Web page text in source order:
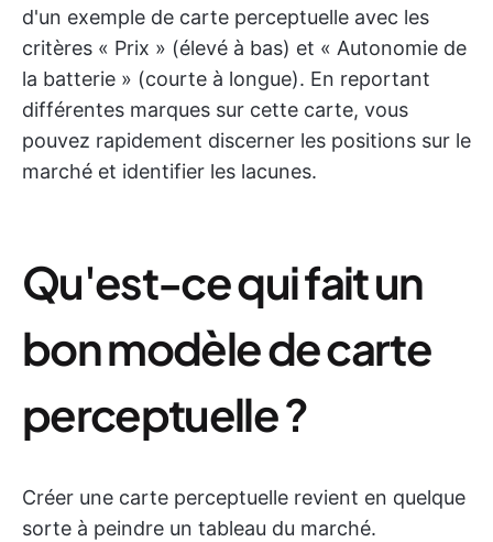
d'un exemple de carte perceptuelle avec les
critères « Prix » (élevé à bas) et « Autonomie de
la batterie » (courte à longue). En reportant
différentes marques sur cette carte, vous
pouvez rapidement discerner les positions sur le
marché et identifier les lacunes.
Qu'est-ce qui fait un
bon modèle de carte
perceptuelle ?
Créer une carte perceptuelle revient en quelque
sorte à peindre un tableau du marché.